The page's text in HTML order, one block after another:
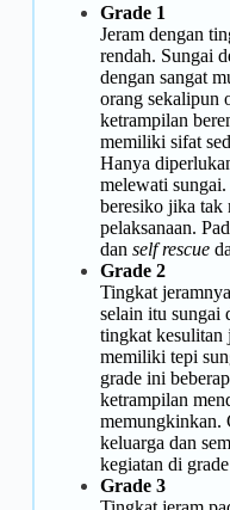
Grade 1
Jeram dengan
rendah. Sungai
dengan sangat
orang sekalipun
ketrampilan
memiliki sifat
Hanya
melewati
beresiko jika tak
pelaksanaan.
dan self rescue
Grade 2
Tingkat
selain itu sungai
tingkat kesulitan
memiliki tepi
grade ini
ketrampilan
memungkinkan.
keluarga dan
kegiatan di
Grade 3